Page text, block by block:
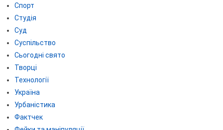
Спорт
Студія
Суд
Суспільство
Сьогодні свято
Творці
Технології
Україна
Урбаністика
Фактчек